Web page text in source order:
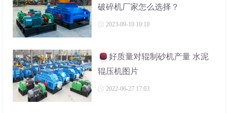
破碎机厂家怎么选择？
2023-09-10 10:10
好质量对辊制砂机产量 水泥
辊压机图片
2022-06-27 17:03